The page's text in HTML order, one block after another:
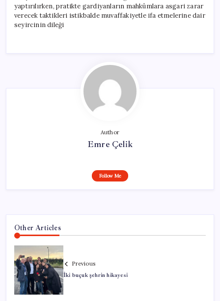
yaptırılırken, pratikte gardiyanların mahkûmlara asgari zarar
verecek taktikleri istikbalde muvaffakiyetle ifa etmelerine dair
seyircinin dileği
Author
Emre Çelik
Follow Me
Other Articles
Previous
İki buçuk şehrin hikayesi